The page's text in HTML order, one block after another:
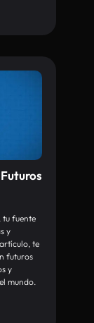
tu fuente
y
te
futuros
y
mundo.